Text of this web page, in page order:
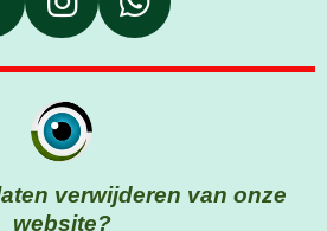
I
T
A
G
R
W
A
verwijderen van onze
website?